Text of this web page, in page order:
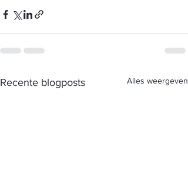
Recente blogposts Alles weergeven